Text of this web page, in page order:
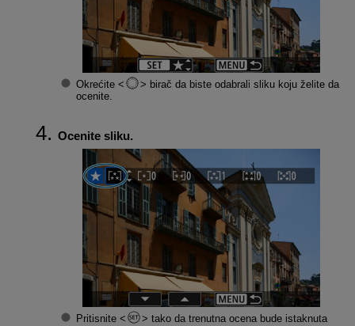
Okrećite
birač da biste odabrali sliku koju želite da
ocenite.
Ocenite sliku.
Pritisnite
tako da trenutna ocena bude istaknuta